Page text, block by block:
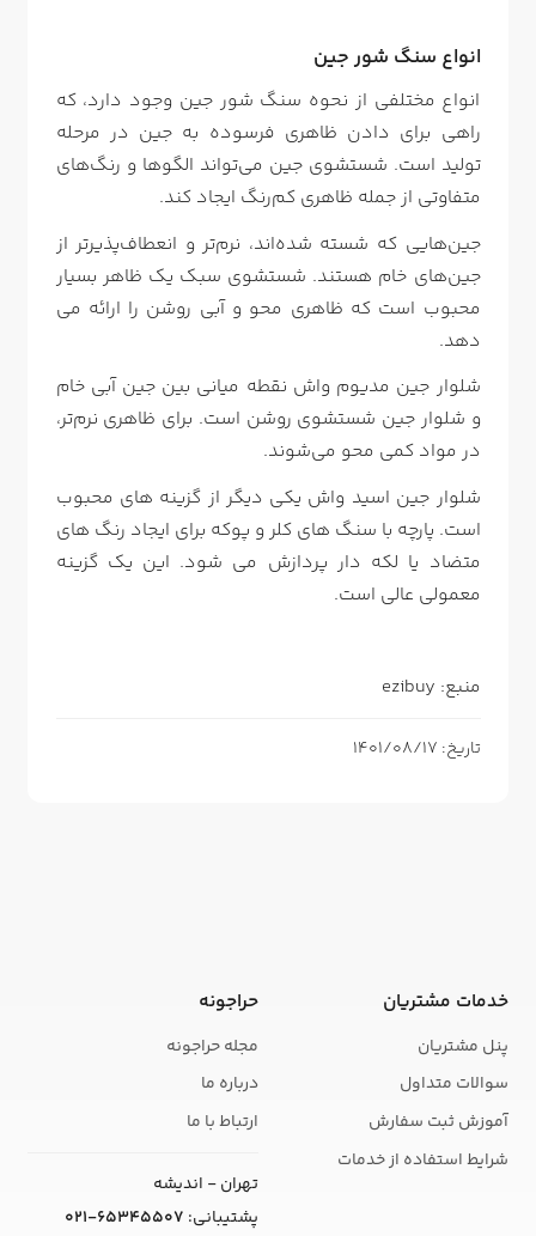
انواع سنگ شور جین
انواع مختلفی از نحوه سنگ شور جین وجود دارد، که
راهی برای دادن ظاهری فرسوده به جین در مرحله
تولید است. شستشوی جین می‌تواند الگوها و رنگ‌های
متفاوتی از جمله ظاهری کم‌رنگ ایجاد کند.
جین‌هایی که شسته شده‌اند، نرم‌تر و انعطاف‌پذیرتر از
جین‌های خام هستند. شستشوی سبک یک ظاهر بسیار
محبوب است که ظاهری محو و آبی روشن را ارائه می
دهد.
شلوار جین مدیوم واش نقطه میانی بین جین آبی خام
و شلوار جین شستشوی روشن است. برای ظاهری نرم‌تر،
در مواد کمی محو می‌شوند.
شلوار جین اسید واش یکی دیگر از گزینه های محبوب
است. پارچه با سنگ های کلر و پوکه برای ایجاد رنگ های
متضاد یا لکه دار پردازش می شود. این یک گزینه
معمولی عالی است.
منبع: ezibuy
تاریخ: 1401/08/17
خدمات مشتریان
پنل مشتریان
سوالات متداول
آموزش ثبت سفارش
شرایط استفاده از خدمات
حراجونه
مجله حراجونه
درباره ما
ارتباط با ما
تهران - اندیشه
پشتیبانی: 021-65345507